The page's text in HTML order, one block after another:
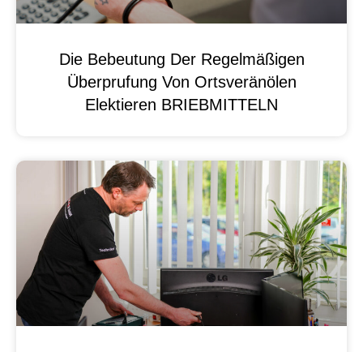
Die Bebeutung Der Regelmäßigen
Überprufung Von Ortsveränölen
Elektieren BRIEBMITTELN